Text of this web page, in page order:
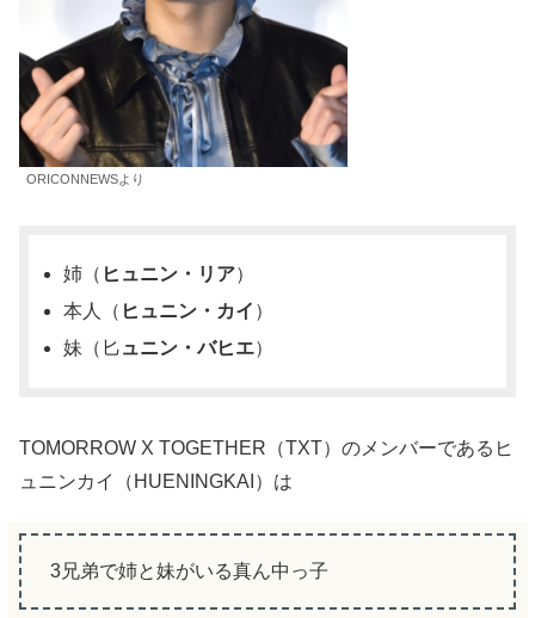
ORICONNEWSより
姉（ ヒュニン・リア）
本人（ ヒュニン・カイ ）
妹（匕ュニン・バヒエ）
TOMORROW X TOGETHER（TXT）のメンバーであるヒ
ュニンカイ（HUENINGKAI）は
3兄弟で姉と妹がいる真ん中っ子